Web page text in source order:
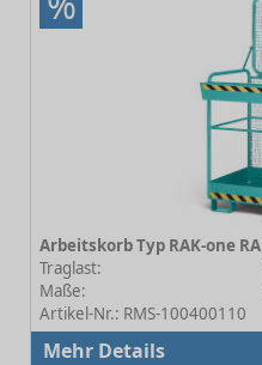
Traglast:
Maße:
Artikel-Nr.: RMS-100400110
Mehr Details